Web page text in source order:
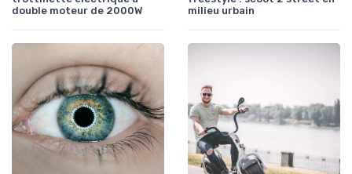
double moteur de 2000W
milieu urbain